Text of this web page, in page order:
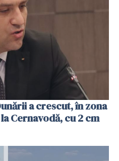
a crescut, în zona
Cernavodă, cu 2 cm